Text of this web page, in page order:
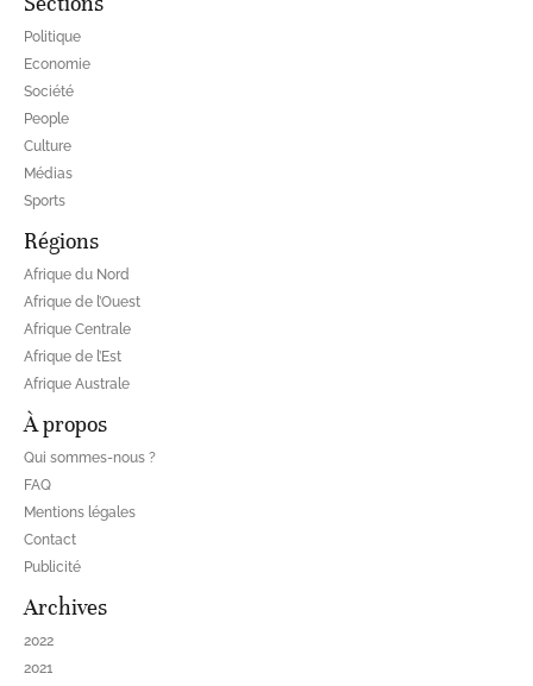
Politique
Economie
Société
People
Culture
Médias
Sports
Régions
Afrique du Nord
Afrique de l’Ouest
Afrique Centrale
Afrique de l’Est
Afrique Australe
À propos
Qui sommes-nous ?
FAQ
Mentions légales
Contact
Publicité
Archives
2022
2021